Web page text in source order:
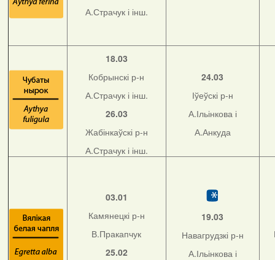
А.Страчук і інш.
18.03
Кобрынскі р-н
А.Страчук і інш.
26.03
Жабінкаўскі р-н
А.Страчук і інш.
24.03
Іўеўскі р-н
А.Ільінкова і
А.Анкуда
03.01
Камянецкі р-н
В.Пракапчук
25.02
19.03
Навагрудзкі р-н
А.Ільінкова і